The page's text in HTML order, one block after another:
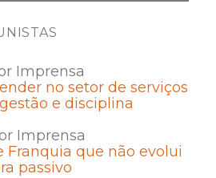
Imprensa
no setor de serviços
e disciplina
Imprensa
Franquia que não evolui
passivo